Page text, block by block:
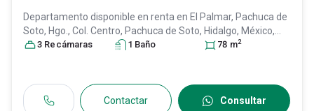
Departamento disponible en renta en El Palmar, Pachuca de
Soto, Hgo., Col. Centro, Pachuca de Soto, Hidalgo, México,
C.P. 42000, ID:31638842
3 Recámaras 1 Baño 78 m2
Contactar Consultar